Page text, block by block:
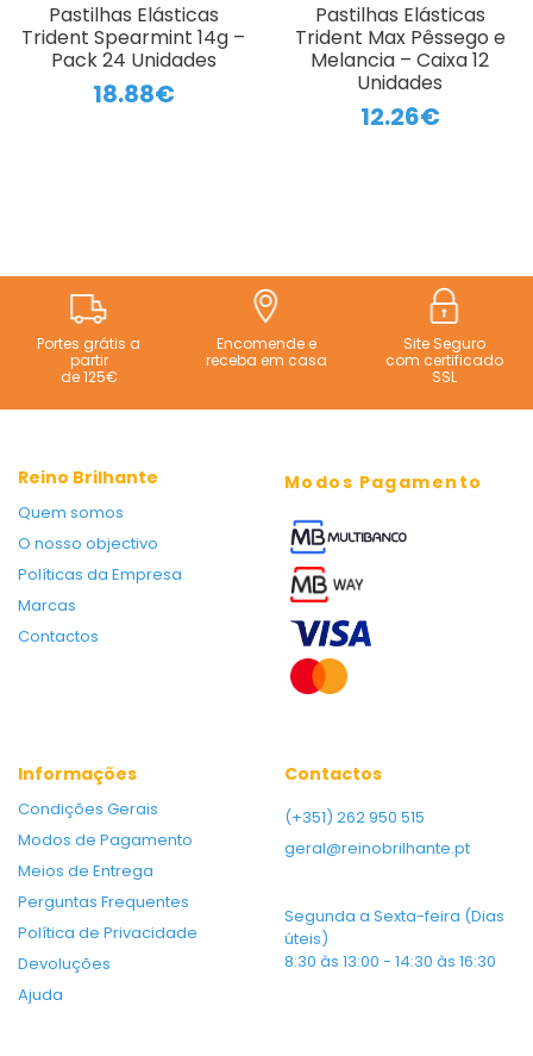
Pastilhas Elásticas
Trident Spearmint 14g –
Pack 24 Unidades
18.88€
Pastilhas Elásticas
Trident Max Pêssego e
Melancia – Caixa 12
Unidades
12.26€
Portes grátis a
partir
de 125€
Encomende e
receba em casa
Site Seguro
com certificado
SSL
Reino Brilhante
Quem somos
O nosso objectivo
Políticas da Empresa
Marcas
Contactos
Modos Pagamento
Informações
Condições Gerais
Modos de Pagamento
Meios de Entrega
Perguntas Frequentes
Política de Privacidade
Devoluções
Ajuda
Contactos
(+351) 262 950 515
geral@reinobrilhante.pt
Segunda a Sexta-feira (Dias
úteis)
8:30 às 13:00 - 14:30 às 16:30